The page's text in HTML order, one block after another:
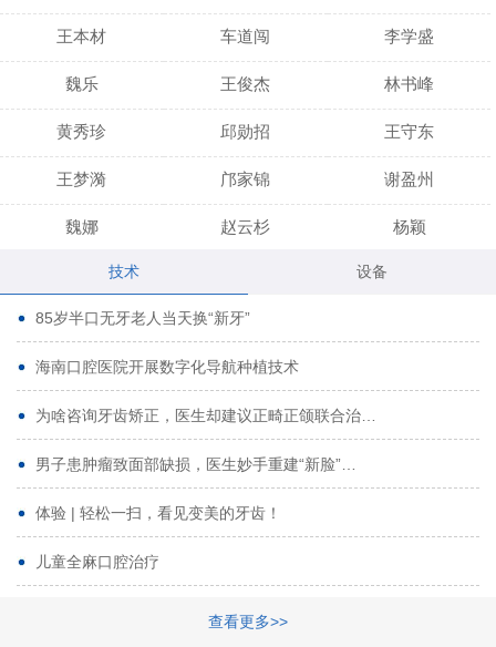
王本材 车道闯 李学盛
魏乐 王俊杰 林书峰
黄秀珍 邱勋招 王守东
王梦漪 邝家锦 谢盈州
魏娜 赵云杉 杨颖
黄启龙
代艳虹 林芳诚
曹香林 姜炳华
姚宗将 梁春晓
林夏羽 颜晶
路娜 商晔
周碧玲
技术 设备
85岁半口无牙老人当天换“新牙”
海南口腔医院开展数字化导航种植技术
为啥咨询牙齿矫正，医生却建议正畸正颌联合治…
男子患肿瘤致面部缺损，医生妙手重建“新脸”…
体验 | 轻松一扫，看见变美的牙齿！
儿童全麻口腔治疗
查看更多>>